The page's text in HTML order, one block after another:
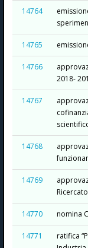
14764
14765
14766
2018-
14767
14768
14769
14770 nomina
14771
ratifica